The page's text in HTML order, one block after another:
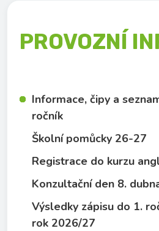
PROVOZNÍ
Informace, čipy a
ročník
Školní pomůcky 26-27
Registrace do kurzu
Konzultační den 8.
Výsledky zápisu do 1.
rok 2026/27